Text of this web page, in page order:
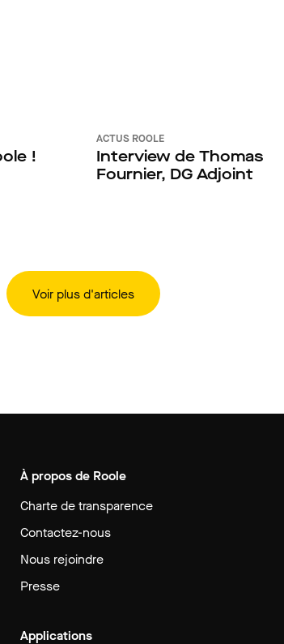
!
ACTUS ROOLE
Interview de Thomas
Fournier, DG Adjoint
Voir plus d'articles
À propos de Roole
Charte de transparence
Contactez-nous
Nous rejoindre
Presse
Applications